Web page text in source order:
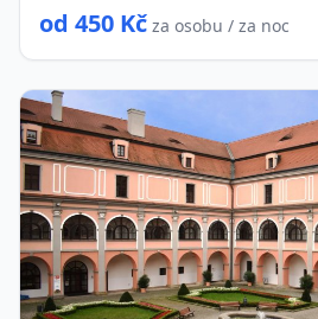
od 450 Kč za osobu / za noc